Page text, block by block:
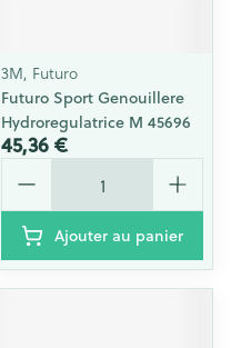
3M, Futuro
Futuro Sport Genouillere
Hydroregulatrice M 45696
45,36 €
Quantité
Ajouter au panier